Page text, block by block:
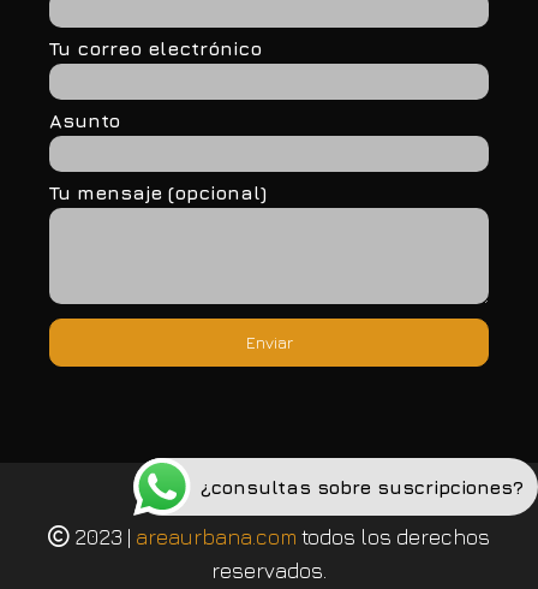
Tu correo electrónico
Asunto
Tu mensaje (opcional)
Política de privacidad
2023 | areaurbana.com todos los derechos
reservados.
¿consultas sobre suscripciones?